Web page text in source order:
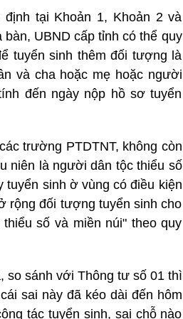
tại Khoản 1, Khoản 2 và
UBND cấp tỉnh có thể quy
tuyển sinh thêm đối tượng là
và cha hoặc mẹ hoặc người
đến ngày nộp hồ sơ tuyển
trường PTDTNT, không còn
niên là người dân tộc thiểu số
sinh ờ vùng có điều kiện
rộng đối tượng tuyển sinh cho
số và miền núi" theo quy
so sánh với Thông tư số 01 thì
sai này đã kéo dài đến hôm
tác tuyển sinh, sai chỗ nào